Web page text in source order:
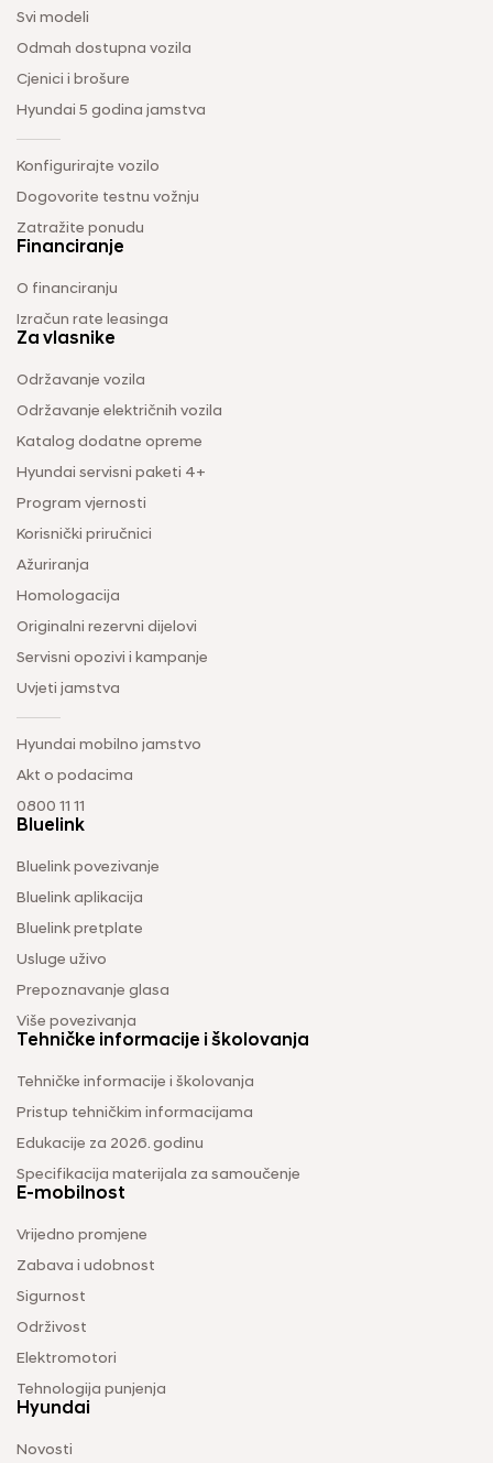
Svi modeli
Odmah dostupna vozila
Cjenici i brošure
Hyundai 5 godina jamstva
Konfigurirajte vozilo
Dogovorite testnu vožnju
Zatražite ponudu
Financiranje
O financiranju
Izračun rate leasinga
Za vlasnike
Održavanje vozila
Održavanje električnih vozila
Katalog dodatne opreme
Hyundai servisni paketi 4+
Program vjernosti
Korisnički priručnici
Ažuriranja
Homologacija
Originalni rezervni dijelovi
Servisni opozivi i kampanje
Uvjeti jamstva
Hyundai mobilno jamstvo
Akt o podacima
0800 11 11
Bluelink
Bluelink povezivanje
Bluelink aplikacija
Bluelink pretplate
Usluge uživo
Prepoznavanje glasa
Više povezivanja
Tehničke informacije i školovanja
Tehničke informacije i školovanja
Pristup tehničkim informacijama
Edukacije za 2026. godinu
Specifikacija materijala za samoučenje
E-mobilnost
Vrijedno promjene
Zabava i udobnost
Sigurnost
Održivost
Elektromotori
Tehnologija punjenja
Hyundai
Novosti